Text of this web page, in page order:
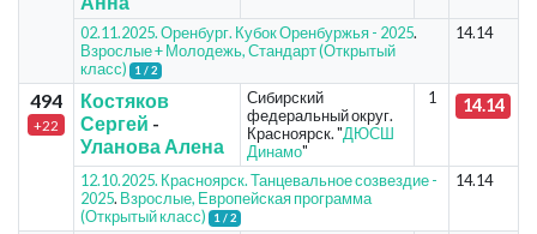
02.11.2025. Оренбург. Кубок Оренбуржья - 2025.
Взрослые + Молодежь, Стандарт (Открытый
класс)
1 / 2
14.14
494
+22
Костяков
Сергей -
Уланова Алена
Сибирский
федеральный округ.
Красноярск. "ДЮСШ
Динамо"
1 14.14
12.10.2025. Красноярск. Танцевальное созвездие -
2025. Взрослые, Европейская программа
(Открытый класс)
1 / 2
14.14